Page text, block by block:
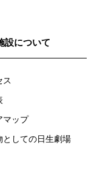
設について
ス
マップ
としての日生劇場